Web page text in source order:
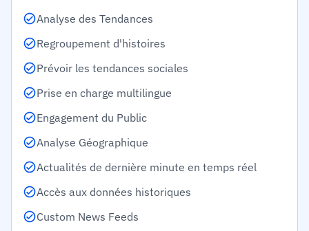
Analyse des Tendances
Regroupement d'histoires
Prévoir les tendances sociales
Prise en charge multilingue
Engagement du Public
Analyse Géographique
Actualités de dernière minute en temps réel
Accès aux données historiques
Custom News Feeds